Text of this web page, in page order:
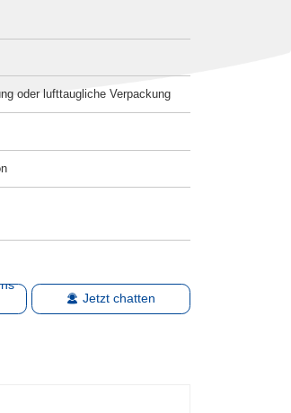
oder lufttaugliche Verpackung
Jetzt chatten